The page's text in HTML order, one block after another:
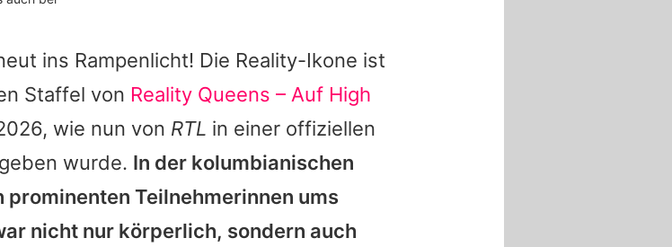
auf Promiflash
App runterladen
Team
Richtlinien
ins Rampenlicht! Die Reality-Ikone ist
Staffel von Reality Queens – Auf High
wie nun von RTL in einer offiziellen
wurde. In der kolumbianischen
Teilnehmerinnen ums
nicht nur körperlich, sondern auch